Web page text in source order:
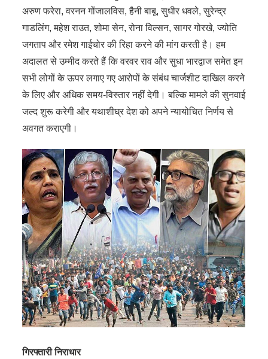
अरुण फरेरा, वरनन गोंजालविस, हैनी बाबू, सुधीर धवले, सुरेन्द्र
गाडलिंग, महेश राउत, शोमा सेन, रोना विल्सन, सागर गोरखे, ज्योति
जगताप और रमेश गाईचोर की रिहा करने की मांग करती है। हम
अदालत से उम्मीद करते हैं कि वरवर राव और सुधा भारद्वाज समेत इन
सभी लोगों के ऊपर लगाए गए आरोपों के संबंध चार्जशीट दाखिल करने
के लिए और अधिक समय-विस्तार नहीं देगी। बल्कि मामले की सुनवाई
जल्द शुरू करेगी और यथाशीघ्र देश को अपने न्यायोचित निर्णय से
अवगत कराएगी।
गिरफ्तारी निराधार